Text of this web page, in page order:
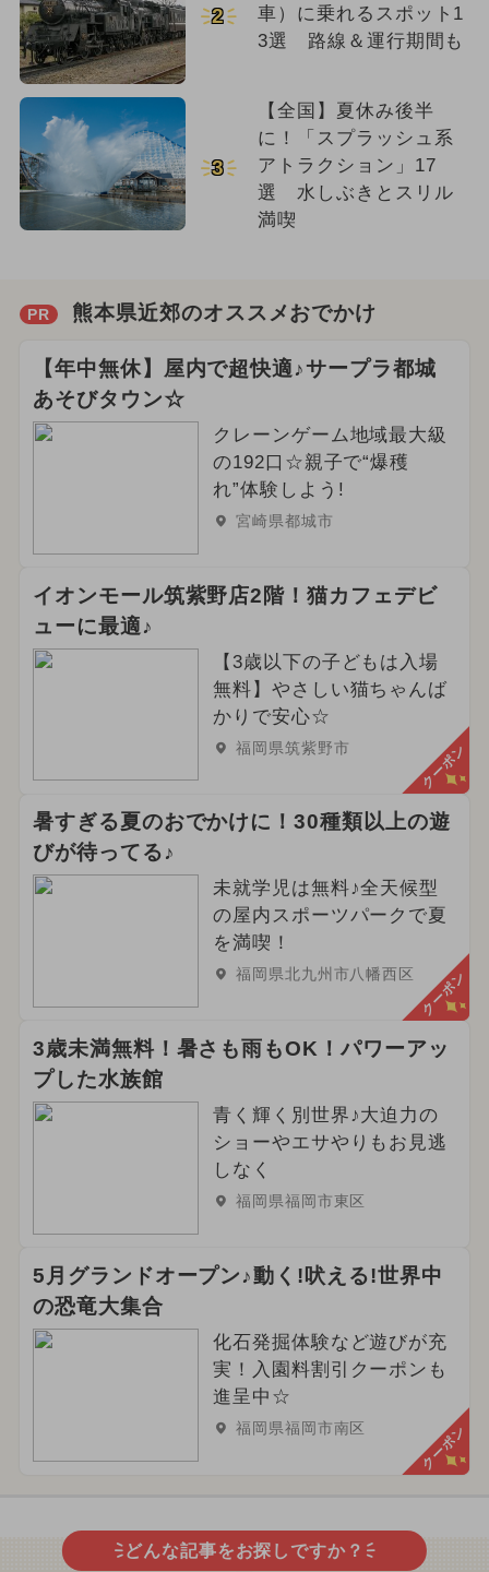
2
車）に乗れるスポット1
3選 路線＆運行期間も
3
【全国】夏休み後半
に！「スプラッシュ系
アトラクション」17
選 水しぶきとスリル
満喫
PR 熊本県近郊のオススメおでかけ
【年中無休】屋内で超快適♪サープラ都城
あそびタウン☆
クレーンゲーム地域最大級
の192口☆親子で“爆穫
れ”体験しよう!
宮崎県都城市
イオンモール筑紫野店2階！猫カフェデビ
ューに最適♪
【3歳以下の子どもは入場
無料】やさしい猫ちゃんば
かりで安心☆
福岡県筑紫野市 クーポン
暑すぎる夏のおでかけに！30種類以上の遊
びが待ってる♪
未就学児は無料♪全天候型
の屋内スポーツパークで夏
を満喫！
福岡県北九州市八幡西区 クーポン
3歳未満無料！暑さも雨もOK！パワーアッ
プした水族館
青く輝く別世界♪大迫力の
ショーやエサやりもお見逃
しなく
福岡県福岡市東区
5月グランドオープン♪動く!吠える!世界中
の恐竜大集合
化石発掘体験など遊びが充
実！入園料割引クーポンも
進呈中☆
福岡県福岡市南区 クーポン
どんな記事をお探しですか？